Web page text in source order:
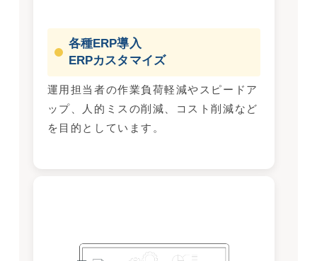
各種ERP導入
ERPカスタマイズ
運用担当者の作業負荷軽減やスピードア
ップ、人的ミスの削減、コスト削減など
を目的としています。